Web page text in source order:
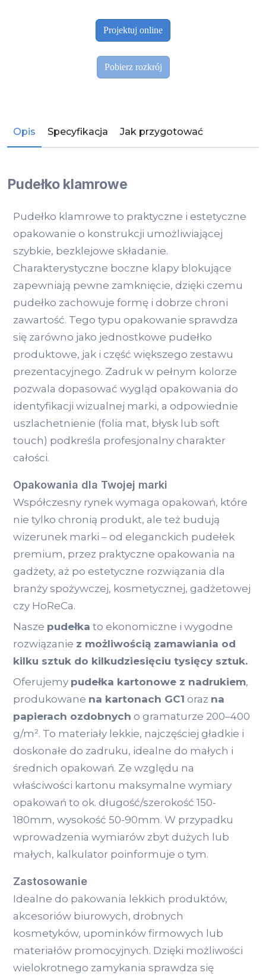
Opis Specyfikacja Jak przygotować
Pudełko klamrowe
Pudełko klamrowe to praktyczne i estetyczne
opakowanie o konstrukcji umożliwiającej
szybkie, bezklejowe składanie.
Charakterystyczne boczne klapy blokujące
zapewniają pewne zamknięcie, dzięki czemu
pudełko zachowuje formę i dobrze chroni
zawartość. Tego typu opakowanie sprawdza
się zarówno jako jednostkowe pudełko
produktowe, jak i część większego zestawu
prezentacyjnego. Zadruk w pełnym kolorze
pozwala dopasować wygląd opakowania do
identyfikacji wizualnej marki, a odpowiednie
uszlachetnienie (folia mat, błysk lub soft
touch) podkreśla profesjonalny charakter
całości.
Opakowania dla Twojej marki
Współczesny rynek wymaga opakowań, które
nie tylko chronią produkt, ale też budują
wizerunek marki – od eleganckich pudełek
premium, przez praktyczne opakowania na
gadżety, aż po estetyczne rozwiązania dla
branży spożywczej, kosmetycznej, gadżetowej
czy HoReCa.
Nasze pudełka to ekonomiczne i wygodne
rozwiązanie z możliwością zamawiania od
kilku sztuk do kilkudziesięciu tysięcy sztuk.
Oferujemy pudełka kartonowe z nadrukiem,
produkowane na kartonach GC1 oraz na
papierach ozdobnych o gramaturze 200–400
g/m². To materiały lekkie, najczęściej gładkie i
doskonałe do zadruku, idealne do małych i
średnich opakowań. Ze względu na
właściwości kartonu maksymalne wymiary
opakowań to ok. długość/szerokość 150-
180mm, wysokość 50-90mm. W przypadku
wprowadzenia wymiarów zbyt dużych lub
małych, kalkulator poinformuje o tym.
Zastosowanie
Idealne do pakowania lekkich produktów,
akcesoriów biurowych, drobnych
kosmetyków, upominków firmowych lub
materiałów promocyjnych. Dzięki możliwości
wielokrotnego zamykania sprawdza się